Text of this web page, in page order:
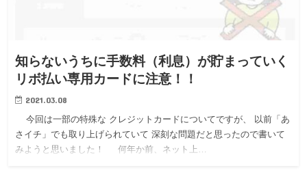
知らないうちに手数料（利息）が貯まっていく
リボ払い専用カードに注意！！
2021.03.08
今回は一部の特殊な クレジットカードについてですが、 以前「あ
さイチ」でも取り上げられていて 深刻な問題だと思ったので書いて
みようと思いました！ 何年か前、ネット上…